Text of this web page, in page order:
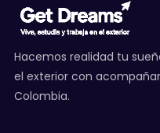
Hacemos realidad tu
el exterior con
Colombia.